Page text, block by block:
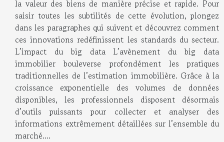
la valeur des biens de manière précise et rapide. Pour
saisir toutes les subtilités de cette évolution, plongez
dans les paragraphes qui suivent et découvrez comment
ces innovations redéfinissent les standards du secteur.
L’impact du big data L’avènement du big data
immobilier bouleverse profondément les pratiques
traditionnelles de l’estimation immobilière. Grâce à la
croissance exponentielle des volumes de données
disponibles, les professionnels disposent désormais
d’outils puissants pour collecter et analyser des
informations extrêmement détaillées sur l’ensemble du
marché....